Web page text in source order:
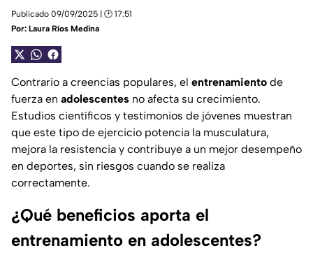
Publicado 09/09/2025 | 🕑 17:51
Por: Laura Ríos Medina
Contrario a creencias populares, el entrenamiento de
fuerza en adolescentes no afecta su crecimiento.
Estudios científicos y testimonios de jóvenes muestran
que este tipo de ejercicio potencia la musculatura,
mejora la resistencia y contribuye a un mejor desempeño
en deportes, sin riesgos cuando se realiza
correctamente.
¿Qué beneficios aporta el
entrenamiento en adolescentes?